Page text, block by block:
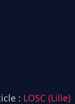
: LOSC (Lille)